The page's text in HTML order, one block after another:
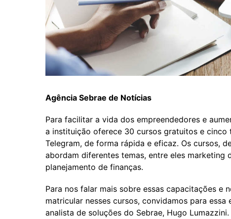
Agência Sebrae de Notícias
Para facilitar a vida dos empreendedores e
a instituição oferece 30 cursos gratuitos e
Telegram, de forma rápida e eficaz. Os cursos,
abordam diferentes temas, entre eles
planejamento de finanças.
Para nos falar mais sobre essas capacitações e
matricular nesses cursos, convidamos para
analista de soluções do Sebrae, Hugo